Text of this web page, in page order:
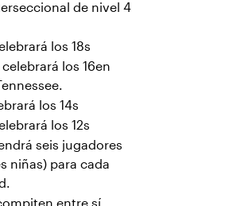
de nivel 4
los 18s
los 16en
los 14s
los 12s
seis jugadores
niñas) para cada